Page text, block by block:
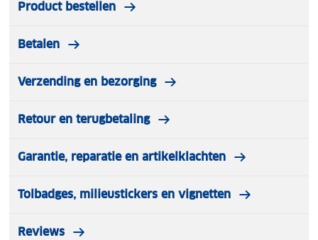
Product bestellen
Betalen
Verzending en bezorging
Retour en terugbetaling
Garantie, reparatie en artikelklachten
Tolbadges, milieustickers en vignetten
Reviews